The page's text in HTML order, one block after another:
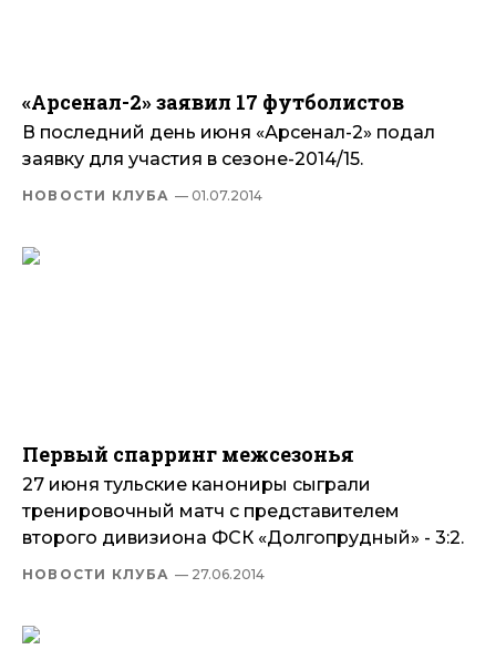
«Арсенал-2» заявил 17 футболистов
В последний день июня «Арсенал-2» подал
заявку для участия в сезоне-2014/15.
НОВОСТИ КЛУБА — 01.07.2014
Первый спарринг межсезонья
27 июня тульские канониры сыграли
тренировочный матч с представителем
второго дивизиона ФСК «Долгопрудный» - 3:2.
НОВОСТИ КЛУБА — 27.06.2014